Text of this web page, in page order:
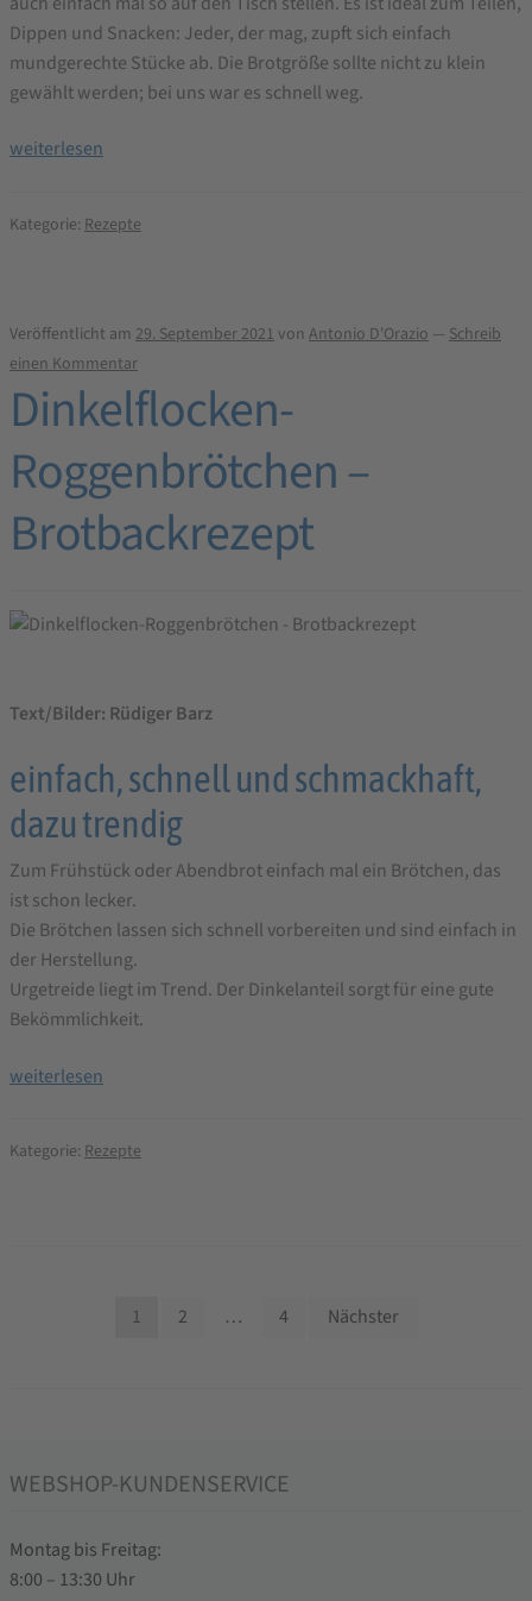
Dippen und Snacken: Jeder, der mag, zupft sich einfach
mundgerechte Stücke ab. Die Brotgröße sollte nicht zu klein
gewählt werden; bei uns war es schnell weg.
Za‘tar
Bread
weiterlesen
Kategorie: Rezepte
Veröffentlicht am 29. September 2021 von Antonio D'Orazio — Schreib
einen Kommentar
Dinkelflocken-
Roggenbrötchen –
Brotbackrezept
Text/Bilder: Rüdiger Barz
einfach, schnell und schmackhaft,
dazu trendig
Zum Frühstück oder Abendbrot einfach mal ein Brötchen, das
ist schon lecker.
Die Brötchen lassen sich schnell vorbereiten und sind einfach in
der Herstellung.
Urgetreide liegt im Trend. Der Dinkelanteil sorgt für eine gute
Bekömmlichkeit.
Dinkelflocken-
Brotbackrezept
weiterlesen
Kategorie: Rezepte
Beitragsnavigation
1 2 … 4 Nächster
WEBSHOP-KUNDENSERVICE
Montag bis Freitag:
8:00 – 13:30 Uhr